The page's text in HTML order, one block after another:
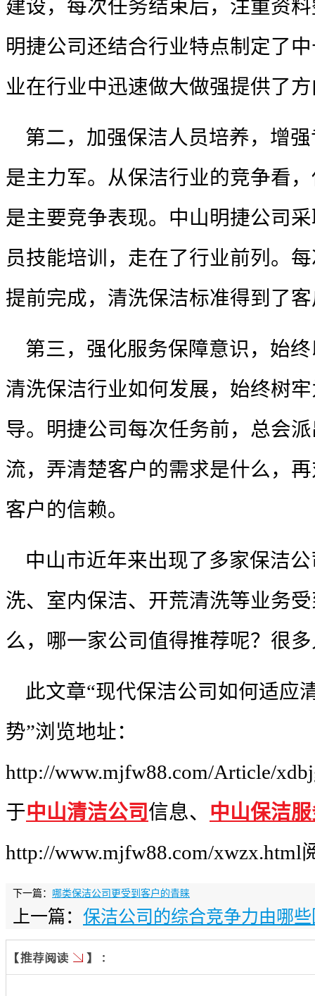
建设，每次任务结束后，注重资
明捷公司还结合行业特点制定了
业在行业中迅速做大做强提供了
第二，加强保洁人员培养，增
是主力军。从保洁行业的竞争看
是主要竞争表现。中山明捷公司
员技能培训，走在了行业前列。
提前完成，清洗保洁标准得到了
第三，强化服务保障意识，始
清洗保洁行业如何发展，始终树
导。明捷公司每次任务前，总会
流，弄清楚客户的需求是什么，
客户的信赖。
中山市近年来出现了多家保洁
洗、室内保洁、开荒清洗等业务
么，哪一家公司值得推荐呢？很
此文章“现代保洁公司如何适应
势”浏览地址：
http://www.mjfw88.com/Article/
于中山清洁公司信息、 中山保洁
http://www.mjfw88.com/xwzx.html
下一篇： 哪类保洁公司更受到客户的青睐
上一篇： 保洁公司的综合竞争力由哪